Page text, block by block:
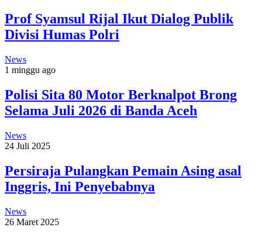
Prof Syamsul Rijal Ikut Dialog Publik
Divisi Humas Polri
News
1 minggu ago
Polisi Sita 80 Motor Berknalpot Brong
Selama Juli 2026 di Banda Aceh
News
24 Juli 2025
Persiraja Pulangkan Pemain Asing asal
Inggris, Ini Penyebabnya
News
26 Maret 2025